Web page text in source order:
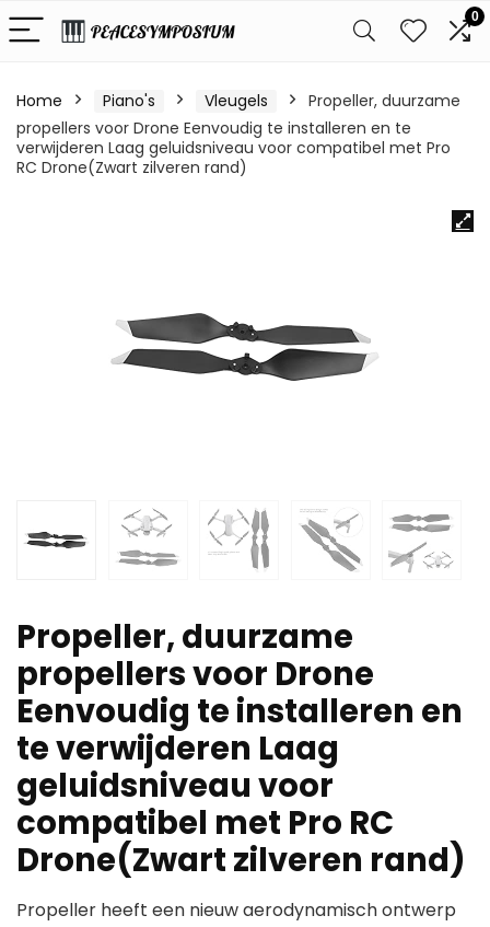
0
Home Piano's Vleugels
Propeller, duurzame
propellers voor Drone Eenvoudig te installeren en te
verwijderen Laag geluidsniveau voor compatibel met Pro
RC Drone(Zwart zilveren rand)
Propeller, duurzame
propellers voor Drone
Eenvoudig te installeren en
te verwijderen Laag
geluidsniveau voor
compatibel met Pro RC
Drone(Zwart zilveren rand)
Propeller heeft een nieuw aerodynamisch ontwerp